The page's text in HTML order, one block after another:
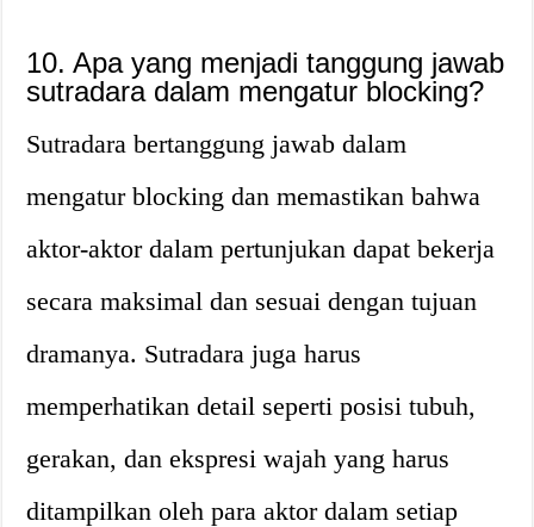
10. Apa yang menjadi tanggung jawab
sutradara dalam mengatur blocking?
Sutradara bertanggung jawab dalam
mengatur blocking dan memastikan bahwa
aktor-aktor dalam pertunjukan dapat bekerja
secara maksimal dan sesuai dengan tujuan
dramanya. Sutradara juga harus
memperhatikan detail seperti posisi tubuh,
gerakan, dan ekspresi wajah yang harus
ditampilkan oleh para aktor dalam setiap